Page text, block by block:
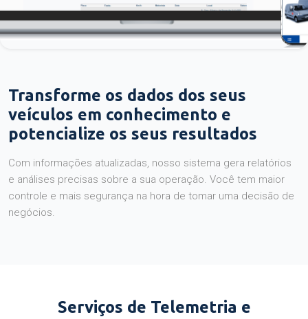
Transforme os dados dos seus
veículos em conhecimento e
potencialize os seus resultados
Com informações atualizadas, nosso sistema gera relatórios
e análises precisas sobre a sua operação. Você tem maior
controle e mais segurança na hora de tomar uma decisão de
negócios.
Serviços de Telemetria e